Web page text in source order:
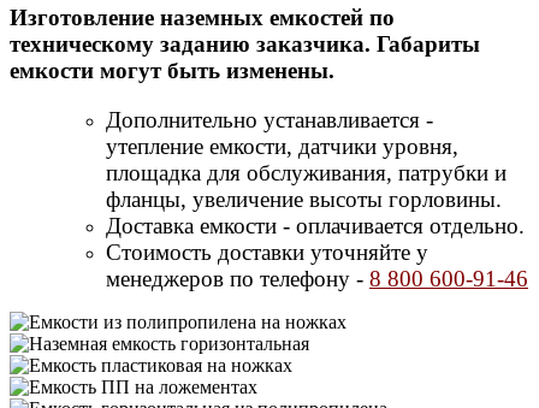
Изготовление наземных емкостей по
техническому заданию заказчика. Габариты
емкости могут быть изменены.
Дополнительно устанавливается -
утепление емкости, датчики уровня,
площадка для обслуживания, патрубки и
фланцы, увеличение высоты горловины.
Доставка емкости - оплачивается отдельно.
Стоимость доставки уточняйте у
менеджеров по телефону - 8 800 600-91-46